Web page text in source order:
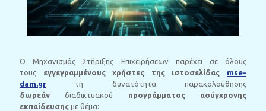
Ο Μηχανισμός Στήριξης Επιχειρήσεων παρέχει σε όλους
τους εγγεγραμμένους χρήστες της ιστοσελίδας
mse-
dam.gr τη δυνατότητα παρακολούθησης
δωρεάν διαδικτυακού προγράμματος ασύγχρονης
εκπαίδευσης με θέμα: